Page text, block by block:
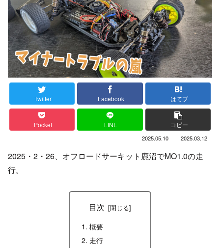
Twitter Facebook はてブ
Pocket LINE コピー
2025.05.10 2025.03.12
2025・2・26、オフロードサーキット鹿沼でMO1.0の走
行。
目次
概要
走行